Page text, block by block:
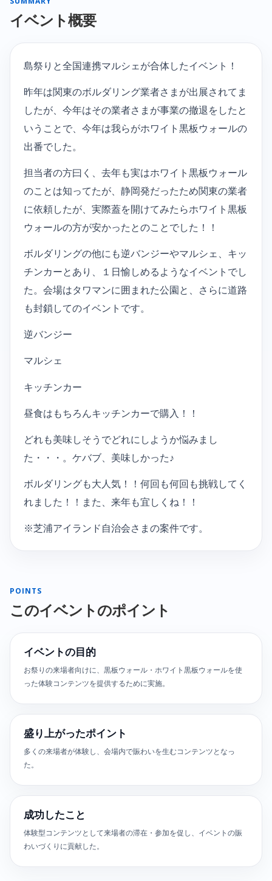
イベント概要
島祭りと全国連携マルシェが合体したイベント！
昨年は関東のボルダリング業者さまが出展されてま
したが、今年はその業者さまが事業の撤退をしたと
いうことで、今年は我らがホワイト黒板ウォールの
出番でした。
担当者の方曰く、去年も実はホワイト黒板ウォール
のことは知ってたが、静岡発だったため関東の業者
に依頼したが、実際蓋を開けてみたらホワイト黒板
ウォールの方が安かったとのことでした！！
ボルダリングの他にも逆バンジーやマルシェ、キッ
チンカーとあり、１日愉しめるようなイベントでし
た。会場はタワマンに囲まれた公園と、さらに道路
も封鎖してのイベントです。
逆バンジー
マルシェ
キッチンカー
昼食はもちろんキッチンカーで購入！！
どれも美味しそうでどれにしようか悩みまし
た・・・。ケバブ、美味しかった♪
ボルダリングも大人気！！何回も何回も挑戦してく
れました！！また、来年も宜しくね！！
※芝浦アイランド自治会さまの案件です。
POINTS
このイベントのポイント
イベントの目的
お祭りの来場者向けに、黒板ウォール・ホワイト黒板ウォールを使
った体験コンテンツを提供するために実施。
盛り上がったポイント
多くの来場者が体験し、会場内で賑わいを生むコンテンツとなっ
た。
成功したこと
体験型コンテンツとして来場者の滞在・参加を促し、イベントの賑
わいづくりに貢献した。